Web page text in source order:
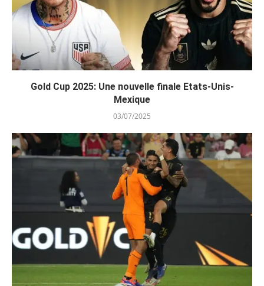
Gold Cup 2025: Une nouvelle finale Etats-Unis-
Mexique
03/07/2025